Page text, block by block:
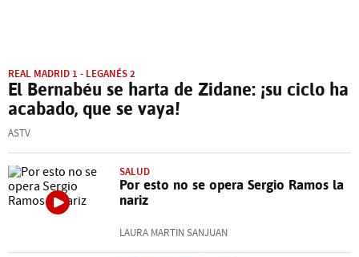
REAL MADRID 1 - LEGANÉS 2
El Bernabéu se harta de Zidane: ¡su ciclo ha
acabado, que se vaya!
ASTV
SALUD
Por esto no se opera Sergio Ramos la
nariz
LAURA MARTIN SANJUAN